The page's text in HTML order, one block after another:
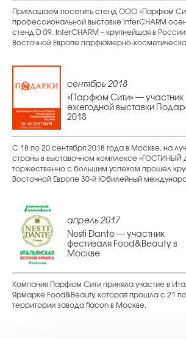
Приглашаем посетить стенд ООО «Парфюм
профессиональной выставке InterCHARM
стенд D 09. InterCHARM – крупнейшая в
Восточной Европе парфюмерно-
сентябрь 2018
«Парфюм Сити» — участник
ежегодной выставки
2018
С 18 по 20 сентября 2018 года в Москве, на
страны в выставочном комплексе «ГОСТИНЫЙ
торжественно с большим успехом прошел
Восточной Европе 30-й Юбилейный
апрель 2017
Nesti Dante — участник
фестиваля Food&Beauty в
Москве
Компания Парфюм Сити приняла участие в
Ярмарке Food&Beauty, которая прошла с 21
территории завода flacon в Москве.